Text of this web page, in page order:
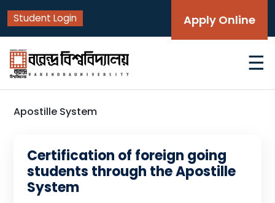
Student Login Apply Online
☰
Apostille System
Certification of foreign going
students through the Apostille
System